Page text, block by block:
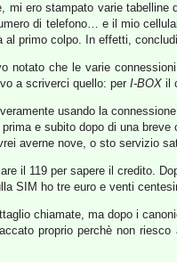
mi ero stampato varie
di telefono… e il mio
primo colpo. In effetti,
notato che le varie
a scriverci quello: per I-BOX il
usando la
e subito dopo di una
averne nove, o sto servizio
il 119 per sapere il credito.
SIM ho tre euro e venti
chiamate, ma dopo i
proprio perchè non